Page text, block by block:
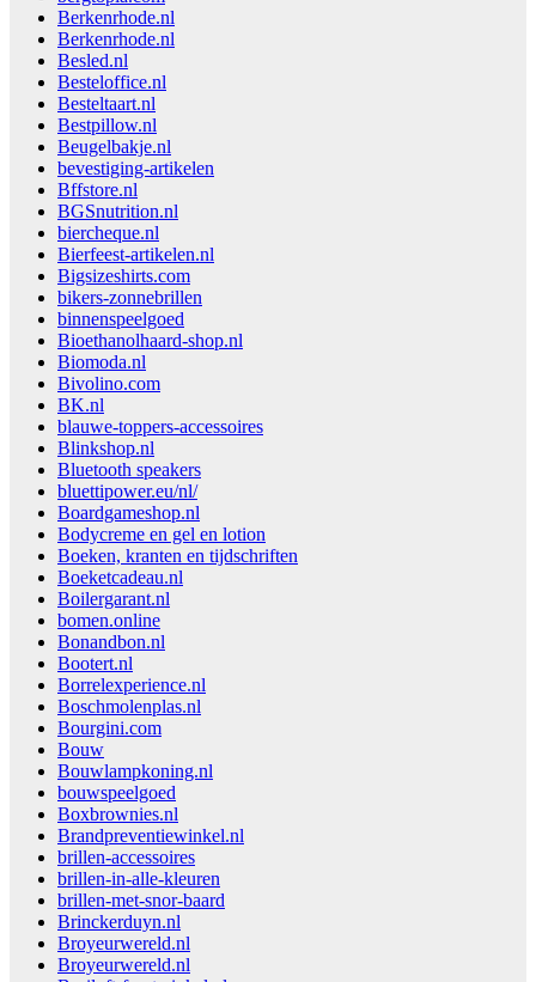
Berkenrhode.nl
Berkenrhode.nl
Besled.nl
Besteloffice.nl
Besteltaart.nl
Bestpillow.nl
Beugelbakje.nl
bevestiging-artikelen
Bffstore.nl
BGSnutrition.nl
biercheque.nl
Bierfeest-artikelen.nl
Bigsizeshirts.com
bikers-zonnebrillen
binnenspeelgoed
Bioethanolhaard-shop.nl
Biomoda.nl
Bivolino.com
BK.nl
blauwe-toppers-accessoires
Blinkshop.nl
Bluetooth speakers
bluettipower.eu/nl/
Boardgameshop.nl
Bodycreme en gel en lotion
Boeken, kranten en tijdschriften
Boeketcadeau.nl
Boilergarant.nl
bomen.online
Bonandbon.nl
Bootert.nl
Borrelexperience.nl
Boschmolenplas.nl
Bourgini.com
Bouw
Bouwlampkoning.nl
bouwspeelgoed
Boxbrownies.nl
Brandpreventiewinkel.nl
brillen-accessoires
brillen-in-alle-kleuren
brillen-met-snor-baard
Brinckerduyn.nl
Broyeurwereld.nl
Broyeurwereld.nl